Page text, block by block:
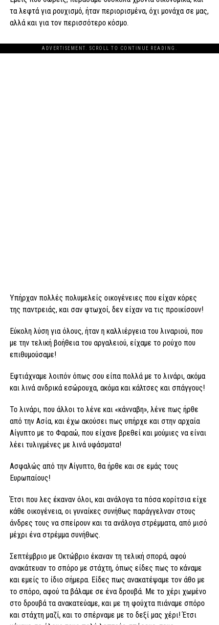
τα λεφτά για ρουχισμό, ήταν περιορισμένα, όχι μονάχα σε μας,
αλλά και για τον περισσότερο κόσμο.
ADVERTISEMENT. SCROLL TO CONTINUE READING.
Υπήρχαν πολλές πολυμελείς οικογένειες που είχαν κόρες
της παντρειάς, και σαν φτωχοί, δεν είχαν να τις προικίσουν!
Εύκολη λύση για όλους, ήταν η καλλιέργεια του λιναριού, που
με την τελική βοήθεια του αργαλειού, είχαμε το ρούχο που
επιθυμούσαμε!
Εφτιάχναμε λοιπόν όπως σου είπα πολλά με το λινάρι, ακόμα
και λινά ανδρικά εσώρουχα, ακόμα και κάλτσες και σπάγγους!
Το λινάρι, που άλλοι το λένε και «κάνναβη», λένε πως ήρθε
από την Ασία, και έχω ακούσει πως υπήρχε και στην αρχαία
Αίγυπτο με το Φαραώ, που είχανε βρεθεί και μούμιες να είναι
λέει τυλιγμένες με λινά υφάσματα!
Ασφαλώς από την Αίγυπτο, θα ήρθε και σε εμάς τους
Ευρωπαίους!
Έτσι που λες έκαναν όλοι, και ανάλογα τα πόσα κορίτσια είχε
κάθε οικογένεια, οι γυναίκες συνήθως παράγγελναν στους
άνδρες τους να σπείρουν και τα ανάλογα στρέμματα, από μισό
μέχρι ένα στρέμμα συνήθως.
Σεπτέμβριο με Οκτώβριο έκαναν τη τελική σπορά, αφού
ανακάτευαν το σπόρο με στάχτη, όπως είδες πως το κάναμε
και εμείς το ίδιο σήμερα. Είδες πως ανακατέψαμε τον άθο με
το σπόρο, αφού τα βάλαμε σε ένα δρουβά. Με το χέρι χωμένο
στο δρουβά τα ανακατεύαμε, και με τη φούχτα πιάναμε σπόρο
και στάχτη μαζί, και το σπέρναμε με το δεξί μας χέρι! Έτσι